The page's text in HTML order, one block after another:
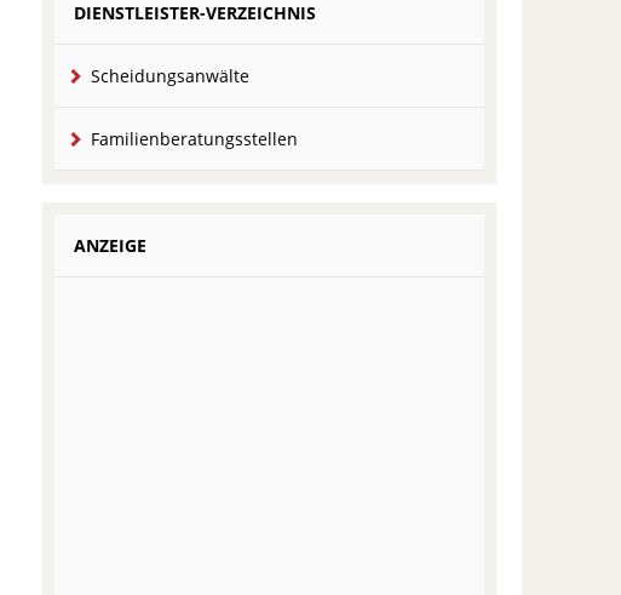
DIENSTLEISTER-VERZEICHNIS
Scheidungsanwälte
Familienberatungsstellen
ANZEIGE